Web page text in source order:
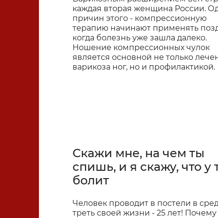
каждая вторая женщина России.
причин этого - компрессионную
терапию начинают применять
когда болезнь уже зашла далеко.
Ношение компрессионных чулок
является основной не только
варикоза ног, но и профилактикой.
Cкажи мне, на чем ты
спишь, и я скажу, что у
болит
Человек проводит в постели в
треть своей жизни - 25 лет!
Компрессионный трикотаж
Медтехника для дома
Ортопедические стельки и
приспособления для стопы